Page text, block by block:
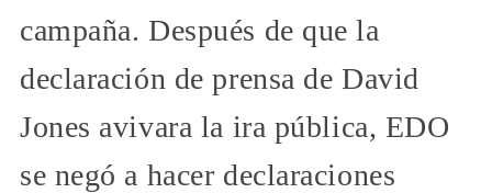
campaña. Después de que la
declaración de prensa de David
Jones avivara la ira pública, EDO
se negó a hacer declaraciones